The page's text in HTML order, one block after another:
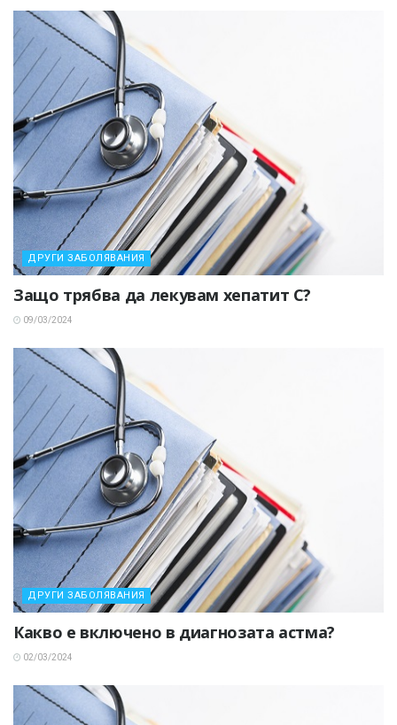
ДРУГИ ЗАБОЛЯВАНИЯ
Защо трябва да лекувам хепатит С?
09/03/2024
ДРУГИ ЗАБОЛЯВАНИЯ
Какво е включено в диагнозата астма?
02/03/2024